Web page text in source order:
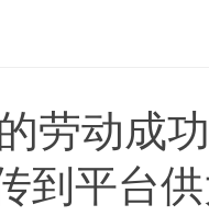
劳动成
到平台